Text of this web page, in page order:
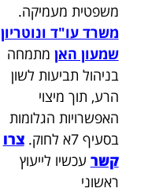
משפטית מעמיקה.
משרד עו"ד ונוטריון
שמעון האן מתמחה
בניהול תביעות לשון
הרע, תוך מיצוי
האפשרויות הגלומות
בסעיף 7א לחוק.
צרו
קשר עכשיו לייעוץ
ראשוני